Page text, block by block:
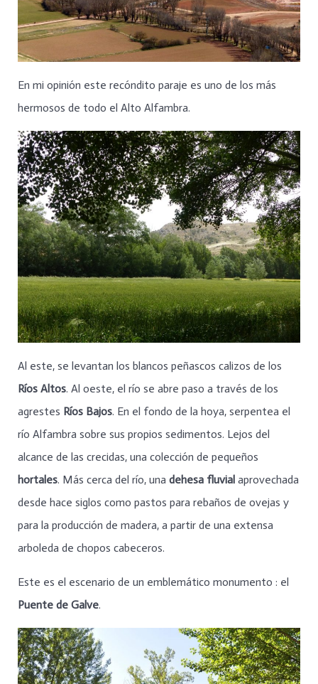
En mi opinión este recóndito paraje es uno de los más
hermosos de todo el Alto Alfambra.
Al este, se levantan los blancos peñascos calizos de los
Ríos Altos. Al oeste, el río se abre paso a través de los
agrestes Ríos Bajos. En el fondo de la hoya, serpentea el
río Alfambra sobre sus propios sedimentos. Lejos del
alcance de las crecidas, una colección de pequeños
hortales. Más cerca del río, una dehesa fluvial aprovechada
desde hace siglos como pastos para rebaños de ovejas y
para la producción de madera, a partir de una extensa
arboleda de chopos cabeceros.
Este es el escenario de un emblemático monumento : el
Puente de Galve.